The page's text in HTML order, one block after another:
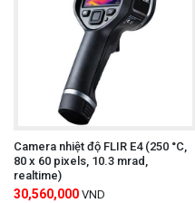
Tìm hiểu thêm:
Các ứng dụng
UNI-T UTi720E
Camera nhiệt độ
PCBA, kiểm tra
tra bảng điều khiển
Camera nhiệt độ FLIR E4 (250 °C,
80 x 60 pixels, 10.3 mrad,
realtime)
30,560,000 VND